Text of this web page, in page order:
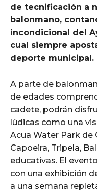
de tecnificación a
balonmano,
incondicional del
cual siempre
deporte municipal.
A parte de
de edades
cadete, podrán
lúdicas como una
Acua Water Park de
Capoeira, Tripela,
educativas. El
con una exhibición
a una semana